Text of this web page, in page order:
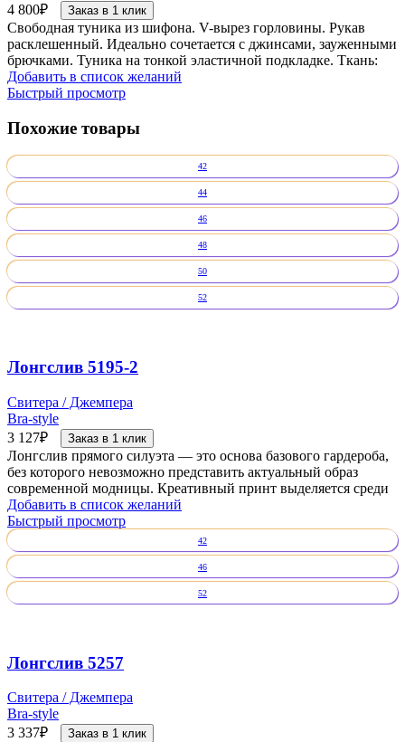
4 800₽ Заказ в 1 клик
Свободная туника из шифона. V-вырез горловины. Рукав
расклешенный. Идеально сочетается с джинсами, зауженными
брючками. Туника на тонкой эластичной подкладке. Ткань:
Добавить в список желаний
Быстрый просмотр
Похожие товары
42
44
46
48
50
52
Лонгслив 5195-2
Свитера / Джемпера
Bra-style
3 127₽ Заказ в 1 клик
Лонгслив прямого силуэта — это основа базового гардероба,
без которого невозможно представить актуальный образ
современной модницы. Креативный принт выделяется среди
Добавить в список желаний
Быстрый просмотр
42
46
52
Лонгслив 5257
Свитера / Джемпера
Bra-style
3 337₽ Заказ в 1 клик